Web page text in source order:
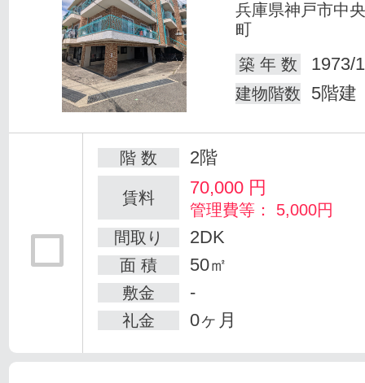
兵庫県神戸市中
町
築 年 数
1973/
建物階数 5階建
階 数 2階
賃料 70,000 円
管理費等： 5,000円
間取り
2DK
面 積 50㎡
敷金 -
礼金 0ヶ月